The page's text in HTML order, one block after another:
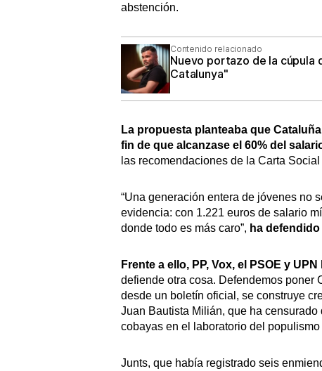
abstención.
Contenido relacionado
Nuevo portazo de la cúpula
Catalunya"
La propuesta planteaba que
fin de que alcanzase el 60% del
las recomendaciones de la Carta
“Una generación entera de jóvenes no
evidencia: con 1.221 euros de salario
donde todo es más caro”, ha
Frente a ello, PP, Vox, el PSOE y
defiende otra cosa. Defendemos poner
desde un boletín oficial, se construye
Juan Bautista Milián, que ha
cobayas en el laboratorio del populismo
Junts, que había registrado seis